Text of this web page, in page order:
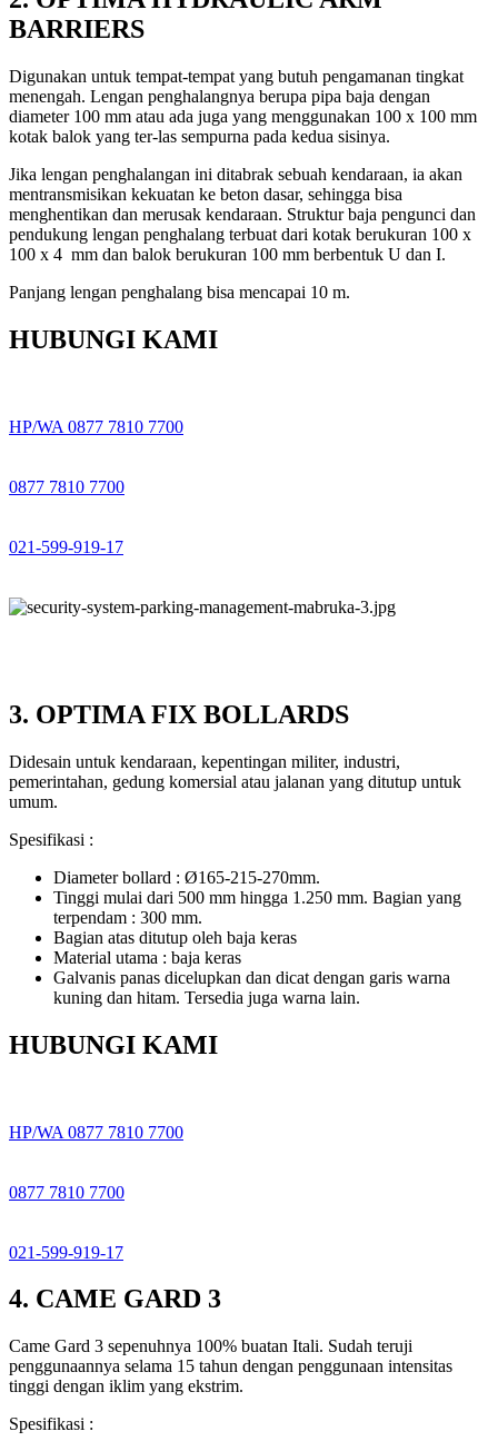
BARRIERS
Digunakan untuk tempat-tempat yang butuh pengamanan tingkat
menengah. Lengan penghalangnya berupa pipa baja dengan
diameter 100 mm atau ada juga yang menggunakan 100 x 100 mm
kotak balok yang ter-las sempurna pada kedua sisinya.
Jika lengan penghalangan ini ditabrak sebuah kendaraan, ia akan
mentransmisikan kekuatan ke beton dasar, sehingga bisa
menghentikan dan merusak kendaraan. Struktur baja pengunci dan
pendukung lengan penghalang terbuat dari kotak berukuran 100 x
100 x 4 mm dan balok berukuran 100 mm berbentuk U dan I.
Panjang lengan penghalang bisa mencapai 10 m.
HUBUNGI KAMI
HP/WA 0877 7810 7700
0877 7810 7700
021-599-919-17
3. OPTIMA FIX BOLLARDS
Didesain untuk kendaraan, kepentingan militer, industri,
pemerintahan, gedung komersial atau jalanan yang ditutup untuk
umum.
Spesifikasi :
Diameter bollard : Ø165-215-270mm.
Tinggi mulai dari 500 mm hingga 1.250 mm. Bagian yang
terpendam : 300 mm.
Bagian atas ditutup oleh baja keras
Material utama : baja keras
Galvanis panas dicelupkan dan dicat dengan garis warna
kuning dan hitam. Tersedia juga warna lain.
HUBUNGI KAMI
HP/WA 0877 7810 7700
0877 7810 7700
021-599-919-17
4. CAME GARD 3
Came Gard 3 sepenuhnya 100% buatan Itali. Sudah teruji
penggunaannya selama 15 tahun dengan penggunaan intensitas
tinggi dengan iklim yang ekstrim.
Spesifikasi :